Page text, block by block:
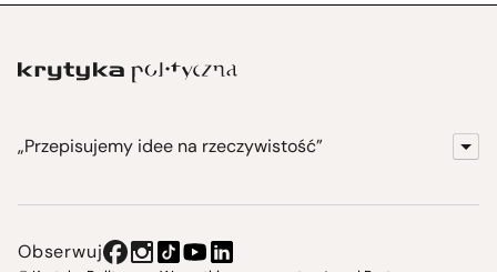
„Przepisujemy idee na rzeczywistość”
Obserwuj